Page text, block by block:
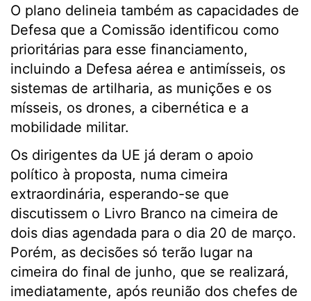
O plano delineia também as capacidades de
Defesa que a Comissão identificou como
prioritárias para esse financiamento,
incluindo a Defesa aérea e antimísseis, os
sistemas de artilharia, as munições e os
mísseis, os drones, a cibernética e a
mobilidade militar.
Os dirigentes da UE já deram o apoio
político à proposta, numa cimeira
extraordinária, esperando-se que
discutissem o Livro Branco na cimeira de
dois dias agendada para o dia 20 de março.
Porém, as decisões só terão lugar na
cimeira do final de junho, que se realizará,
imediatamente, após reunião dos chefes de